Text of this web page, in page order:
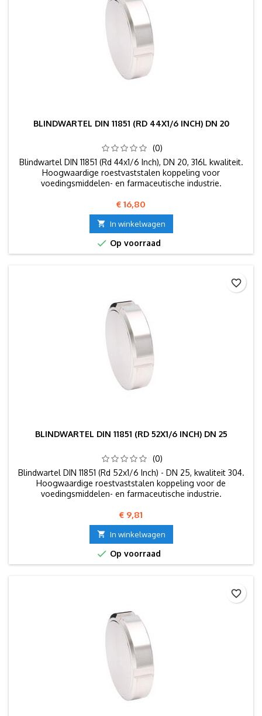
BLINDWARTEL DIN 11851 (RD 44X1/6 INCH) DN 20
(0)
Blindwartel DIN 11851 (Rd 44x1/6 Inch), DN 20, 316L kwaliteit.
Hoogwaardige roestvaststalen koppeling voor
voedingsmiddelen- en farmaceutische industrie.
Prijs
€ 16,80
 In winkelwagen
 Op voorraad
BLINDWARTEL DIN 11851 (RD 52X1/6 INCH) DN 25
(0)
Blindwartel DIN 11851 (Rd 52x1/6 Inch) - DN 25, kwaliteit 304.
Hoogwaardige roestvaststalen koppeling voor de
voedingsmiddelen- en farmaceutische industrie.
Prijs
€ 9,81
 In winkelwagen
 Op voorraad
favorite_border
favorite_border